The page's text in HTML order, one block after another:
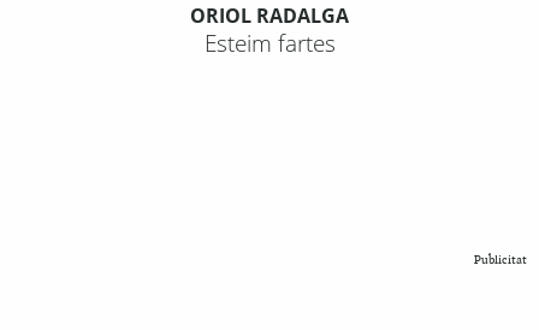
ORIOL RADALGA
Esteim fartes
Publicitat